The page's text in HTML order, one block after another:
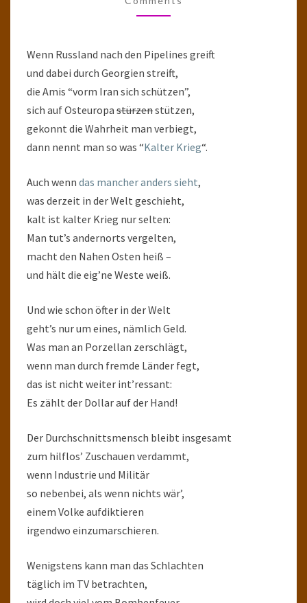
Wenn Russland nach den Pipelines greift
und dabei durch Georgien streift,
die Amis “vorm Iran sich schützen”,
sich auf Osteuropa stürzenstützen,
gekonnt die Wahrheit man verbiegt,
dann nennt man so was “Kalter Krieg“.
Auch wenn das mancher anders sieht,
was derzeit in der Welt geschieht,
kalt ist kalter Krieg nur selten:
Man tut’s andernorts vergelten,
macht den Nahen Osten heiß –
und hält die eig’ne Weste weiß.
Und wie schon öfter in der Welt
geht’s nur um eines, nämlich Geld.
Was man an Porzellan zerschlägt,
wenn man durch fremde Länder fegt,
das ist nicht weiter int’ressant:
Es zählt der Dollar auf der Hand!
Der Durchschnittsmensch bleibt insgesamt
zum hilflos’ Zuschauen verdammt,
wenn Industrie und Militär
so nebenbei, als wenn nichts wär’,
einem Volke aufdiktieren
irgendwo einzumarschieren.
Wenigstens kann man das Schlachten
täglich im TV betrachten,